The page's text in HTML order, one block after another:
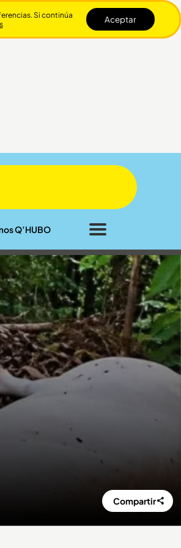
Q’HUBO
Cerrar
Compartir
Si continúa
Aceptar